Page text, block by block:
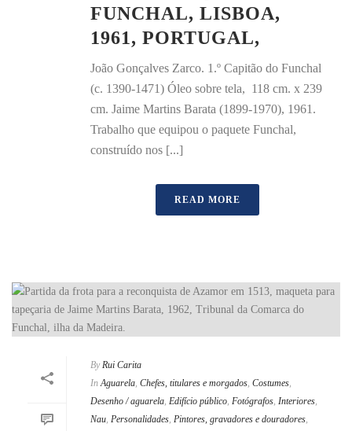
FUNCHAL, LISBOA,
1961, PORTUGAL,
João Gonçalves Zarco. 1.º Capitão do Funchal
(c. 1390-1471) Óleo sobre tela, 118 cm. x 239
cm. Jaime Martins Barata (1899-1970), 1961.
Trabalho que equipou o paquete Funchal,
construído nos [...]
READ MORE
By Rui Carita
In Aguarela, Chefes, titulares e morgados, Costumes,
Desenho / aguarela, Edifício público, Fotógrafos, Interiores,
Nau, Personalidades, Pintores, gravadores e douradores,